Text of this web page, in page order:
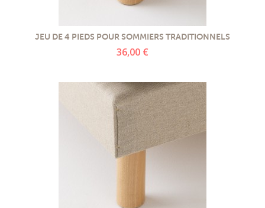
JEU DE 4 PIEDS POUR SOMMIERS TRADITIONNELS
36,00 €